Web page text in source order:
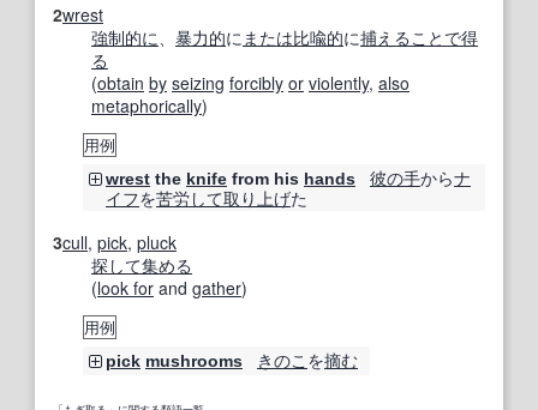
2wrest
強制的に
暴力的に または比喩的に捕える ことで得
る
(obtain by seizing forcibly or violently, also
metaphorically)
用例
wrest the knife from his hands 彼の手からナ
イフを苦労して取り上げた
3cull, pick, pluck
探して集める
(look for and gather)
用例
pick mushrooms きのこ を摘む